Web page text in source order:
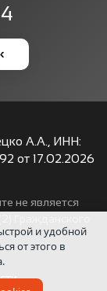
А.А., ИНН:
от 17.02.2026
не является
и удобной
от этого в